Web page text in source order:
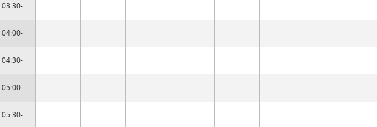
03:30-
04:00-
04:30-
05:00-
05:30-